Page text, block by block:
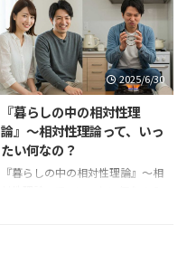
ておけば…」と後悔したり、
「明日、うまくいくかな」と不安
にとらわれたり。 私たちは、気
づかぬうちに“今”から離れてしま
い、 心が過去と未来をさまよっ
ています。 でも、そのときの“在
り方”次第で、 過去も未来も、静
かに変わっていくとしたら…？
「今」の在り方が、時間の質を変
える 呼吸を感じる。 たったそれ
2025/6/30
『暮らしの中の相対性理
論』～相対性理論って、いっ
たい何なの？
『暮らしの中の相対性理論』～相